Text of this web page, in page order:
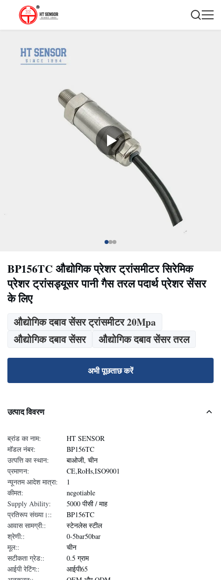
BP156TC औद्योगिक प्रेशर ट्रांसमीटर सिरेमिक
प्रेशर ट्रांसड्यूसर पानी गैस तरल पदार्थ प्रेशर सेंसर
के लिए
औद्योगिक दबाव सेंसर ट्रांसमीटर 20Mpa
औद्योगिक दबाव सेंसर
औद्योगिक दबाव सेंसर तरल
अभी पूछताछ करें
उत्पाद विवरण
ब्रांड का नाम:
HT SENSOR
मॉडल नंबर:
BP156TC
उत्पत्ति का स्थान:
बाओजी, चीन
प्रमाणन:
CE,RoHs,ISO9001
न्यूनतम आदेश मात्रा:
1
कीमत:
negotiable
Supply Ability:
5000 पीसी / माह
प्रतिरूप संख्या।::
BP156TC
आवास सामग्री::
स्टेनलेस स्टील
श्रेणी::
0-5bar50bar
मूल::
चीन
सटीकता ग्रेड::
0.5 ग्राम
आईपी ​​रेटिंग::
आईपी65